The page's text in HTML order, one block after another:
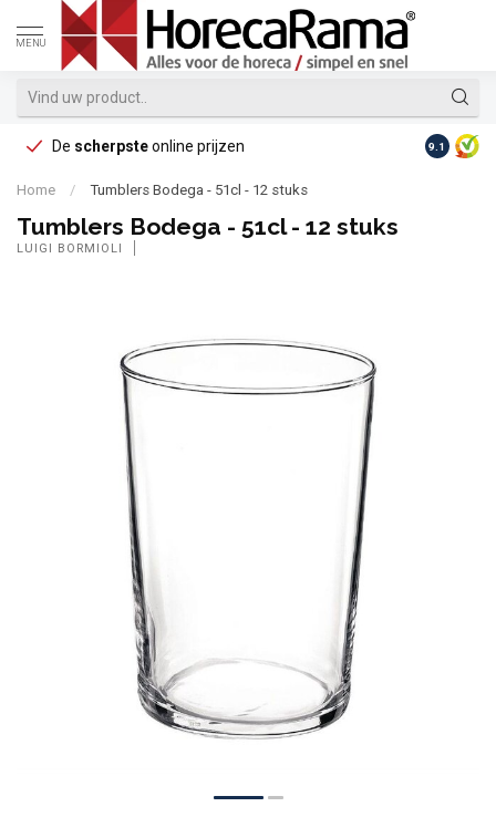
MENU
De scherpsteonline prijzen Op
9.1
Home / Tumblers Bodega - 51cl - 12 stuks
Tumblers Bodega - 51cl - 12 stuks
LUIGI BORMIOLI